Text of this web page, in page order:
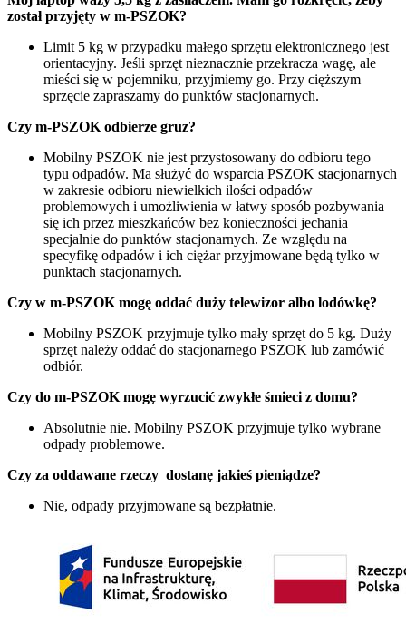
został przyjęty w m-PSZOK?
Limit 5 kg w przypadku małego sprzętu elektronicznego jest
orientacyjny. Jeśli sprzęt nieznacznie przekracza wagę, ale
mieści się w pojemniku, przyjmiemy go. Przy cięższym
sprzęcie zapraszamy do punktów stacjonarnych.
Czy m-PSZOK odbierze gruz?
Mobilny PSZOK nie jest przystosowany do odbioru tego
typu odpadów. Ma służyć do wsparcia PSZOK stacjonarnych
w zakresie odbioru niewielkich ilości odpadów
problemowych i umożliwienia w łatwy sposób pozbywania
się ich przez mieszkańców bez konieczności jechania
specjalnie do punktów stacjonarnych. Ze względu na
specyfikę odpadów i ich ciężar przyjmowane będą tylko w
punktach stacjonarnych.
Czy w m-PSZOK mogę oddać duży telewizor albo lodówkę?
Mobilny PSZOK przyjmuje tylko mały sprzęt do 5 kg. Duży
sprzęt należy oddać do stacjonarnego PSZOK lub zamówić
odbiór.
Czy do m-PSZOK mogę wyrzucić zwykłe śmieci z domu?
Absolutnie nie. Mobilny PSZOK przyjmuje tylko wybrane
odpady problemowe.
Czy za oddawane rzeczy dostanę jakieś pieniądze?
Nie, odpady przyjmowane są bezpłatnie.